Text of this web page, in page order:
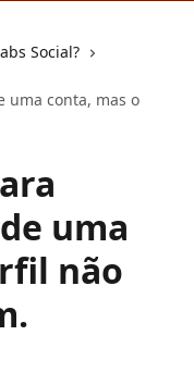
Social?
uma conta, mas o
uma
não